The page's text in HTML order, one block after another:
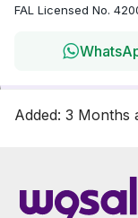
FAL Licensed No.
Added: 3 Months